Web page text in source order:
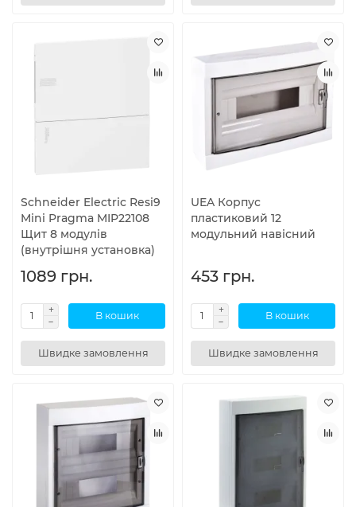
Schneider Electric Resi9
Mini Pragma MIP22108
Щит 8 модулів
(внутрішня установка)
1089 грн.
В кошик
Швидке замовлення
UEA Корпус
пластиковий 12
модульний навісний
453 грн.
В кошик
Швидке замовлення